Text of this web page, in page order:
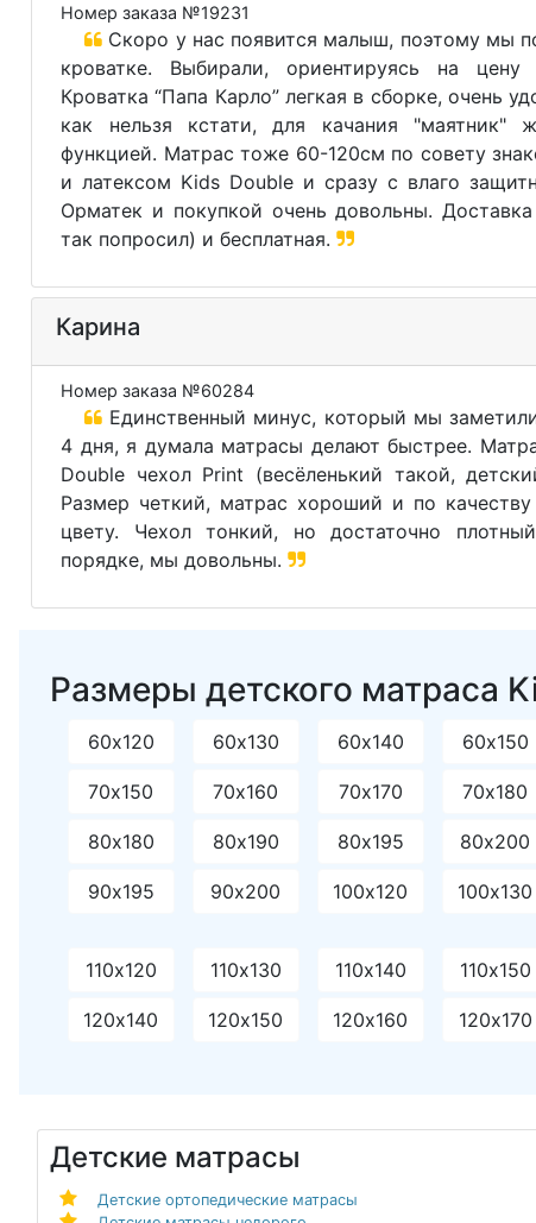
Номер заказа №19231
Скоро у нас появится малыш, поэтому мы
кроватке. Выбирали, ориентируясь на цену
Кроватка “Папа Карло” легкая в сборке, очень
как нельзя кстати, для качания "маятник"
функцией. Матрас тоже 60-120см по совету
и латексом Kids Double и сразу с влаго
Орматек и покупкой очень довольны.
так попросил) и бесплатная.
Карина
Номер заказа №60284
Единственный минус, который мы
4 дня, я думала матрасы делают быстрее.
Double чехол Print (весёленький такой,
Размер четкий, матрас хороший и по
цвету. Чехол тонкий, но достаточно
порядке, мы довольны.
Размеры детского матраса
60х120 60х130 60х140 60х150
70х150 70х160 70х170 70х180
80х180 80х190 80х195 80х200
90х195 90х200 100х120 100х130
110х120 110х130 110х140 110х150
120х140 120х150 120х160 120х170
Детские матрасы
Детские ортопедические матрасы